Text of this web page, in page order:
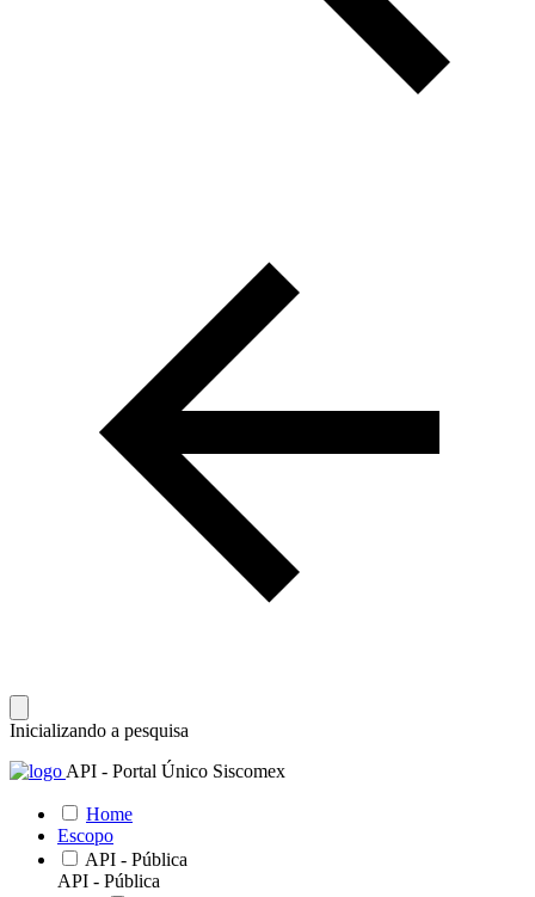
Inicializando a pesquisa
API - Portal Único Siscomex
Home
Escopo
API - Pública
API - Pública